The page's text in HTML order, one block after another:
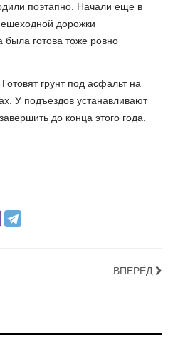
поэтапно. Начали еще в
дорожки
была готова тоже ровно
грунт под асфальт на
У подъездов устанавливают
до конца этого года.
ВПЕРЁД